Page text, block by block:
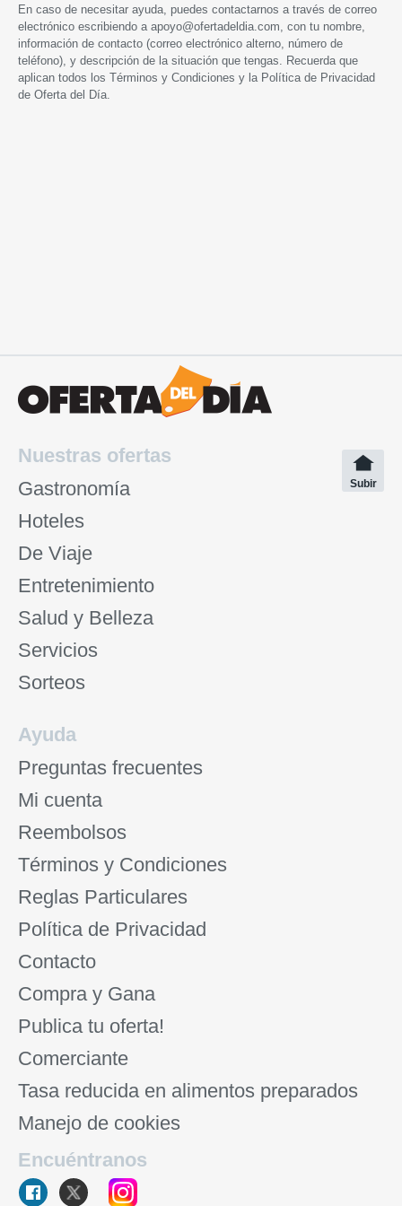
En caso de necesitar ayuda, puedes contactarnos a través de correo
electrónico escribiendo a apoyo@ofertadeldia.com , con tu nombre,
información de contacto (correo electrónico alterno, número de
teléfono), y descripción de la situación que tengas. Recuerda que
aplican todos los Términos y Condiciones y la Política de Privacidad
de Oferta del Día.
Nuestras ofertas
Gastronomía
Hoteles
De Viaje
Entretenimiento
Salud y Belleza
Servicios
Sorteos
Subir
Ayuda
Preguntas frecuentes
Mi cuenta
Reembolsos
Términos y Condiciones
Reglas Particulares
Política de Privacidad
Contacto
Compra y Gana
Publica tu oferta!
Comerciante
Tasa reducida en alimentos preparados
Manejo de cookies
Encuéntranos